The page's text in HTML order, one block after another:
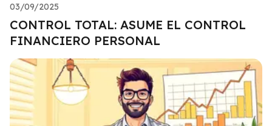
03/09/2025
CONTROL TOTAL: ASUME EL CONTROL
FINANCIERO PERSONAL